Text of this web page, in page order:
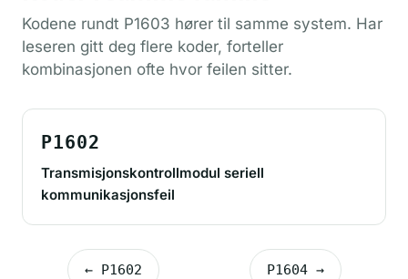
Kodene rundt P1603 hører til samme system. Har
leseren gitt deg flere koder, forteller
kombinasjonen ofte hvor feilen sitter.
P1602
Transmisjonskontrollmodul seriell
kommunikasjonsfeil
← P1602 P1604 →